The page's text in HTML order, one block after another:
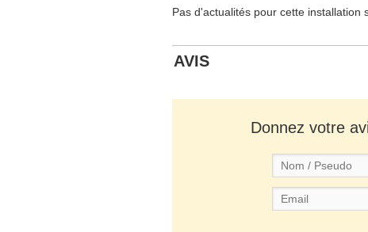
Pas d'actualités pour cette installation
AVIS
Donnez votre